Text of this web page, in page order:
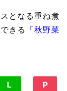
となる重ね煮
きる 「秋野菜
L P